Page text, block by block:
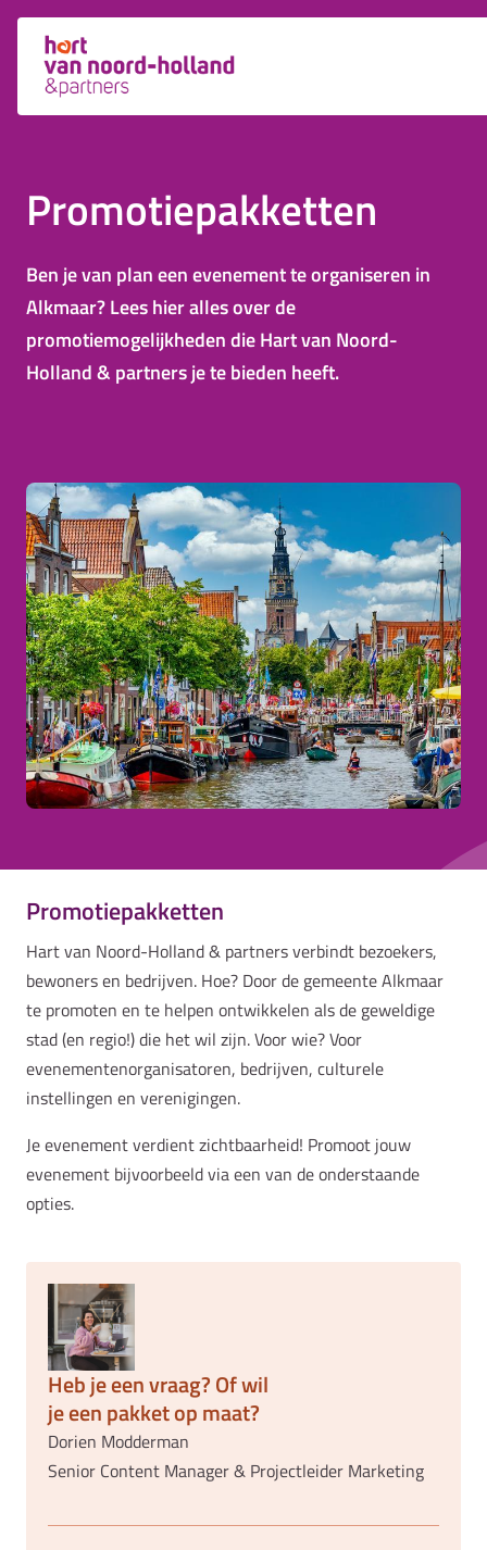
Promotiepakketten
Ben je van plan een evenement te organiseren in
Alkmaar? Lees hier alles over de
promotiemogelijkheden die Hart van Noord-
Holland & partners je te bieden heeft.
Promotiepakketten
Hart van Noord-Holland & partners verbindt bezoekers,
bewoners en bedrijven. Hoe? Door de gemeente Alkmaar
te promoten en te helpen ontwikkelen als de geweldige
stad (en regio!) die het wil zijn. Voor wie? Voor
evenementenorganisatoren, bedrijven, culturele
instellingen en verenigingen.
Je evenement verdient zichtbaarheid! Promoot jouw
evenement bijvoorbeeld via een van de onderstaande
opties.
Heb je een vraag? Of wil
je een pakket op maat?
Dorien Modderman
Senior Content Manager & Projectleider Marketing